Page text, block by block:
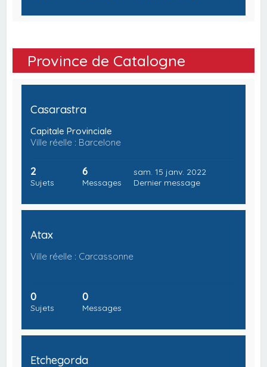
Province de Catalogne
Casarastra
Capitale Provinciale
Ville réelle : Barcelone
2
Sujets
6
Messages
sam. 15 janv. 2022
Dernier message
Atax
Ville réelle : Carcassonne
0
Sujets
0
Messages
Etchegorda